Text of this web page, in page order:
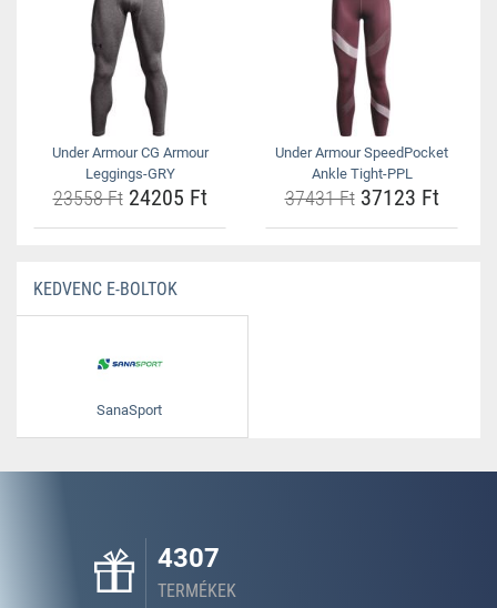
Under Armour CG Armour
Leggings-GRY
23558 Ft24205 Ft
Under Armour SpeedPocket
Ankle Tight-PPL
37431 Ft37123 Ft
KEDVENC E-BOLTOK
SanaSport
4307
TERMÉKEK